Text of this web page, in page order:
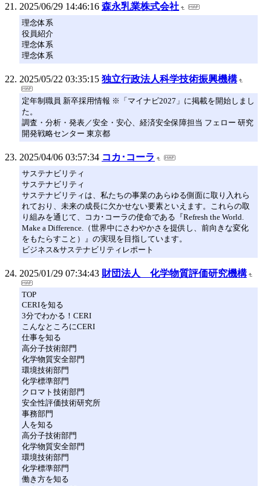
2025/06/29 14:46:16 森永乳業株式会社
理念体系
役員紹介
理念体系
理念体系
2025/05/22 03:35:15 独立行政法人科学技術振興機構
定年制職員 新卒採用情報 ※「マイナビ2027」に掲載を開始しまし
た。
調査・分析・発表／安全・安心、経済安全保障担当 フェロー 研究
開発戦略センター 東京都
2025/04/06 03:57:34 コカ･コーラ
サステナビリティ
サステナビリティ
サステナビリティは、私たちの事業のあらゆる側面に取り入れら
れており、未来の成長に欠かせない要素といえます。これらの取
り組みを通じて、コカ･コーラの使命である『Refresh the World.
Make a Difference.（世界中にさわやかさを提供し、前向きな変化
をもたらすこと）』の実現を目指しています。
ビジネス&サステナビリティレポート
2025/01/29 07:34:43 財団法人 化学物質評価研究機構
TOP
CERIを知る
3分でわかる！CERI
こんなところにCERI
仕事を知る
高分子技術部門
化学物質安全部門
環境技術部門
化学標準部門
クロマト技術部門
安全性評価技術研究所
事務部門
人を知る
高分子技術部門
化学物質安全部門
環境技術部門
化学標準部門
働き方を知る